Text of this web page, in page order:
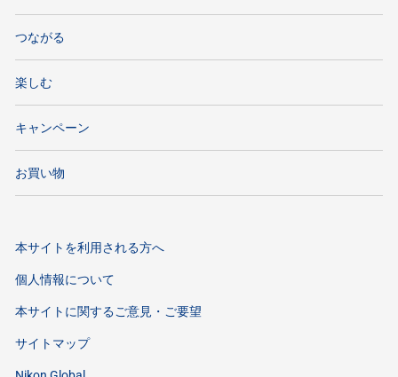
つながる
楽しむ
キャンペーン
お買い物
本サイトを利用される方へ
個人情報について
本サイトに関するご意見・ご要望
サイトマップ